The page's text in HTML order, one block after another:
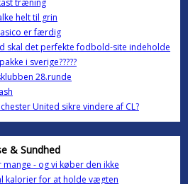
træning
helt til grin
er færdig
skal det perfekte fodbold-site indeholde
i sverige?????
28.runde
United sikre vindere af CL?
& Sundhed
mange - og vi køber den ikke
kalorier for at holde vægten